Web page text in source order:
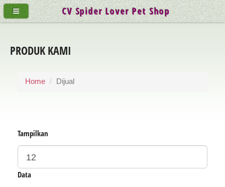
PRODUK KAMI
Home Dijual
Tampilkan
Data
CV Spider Lover Pet Shop